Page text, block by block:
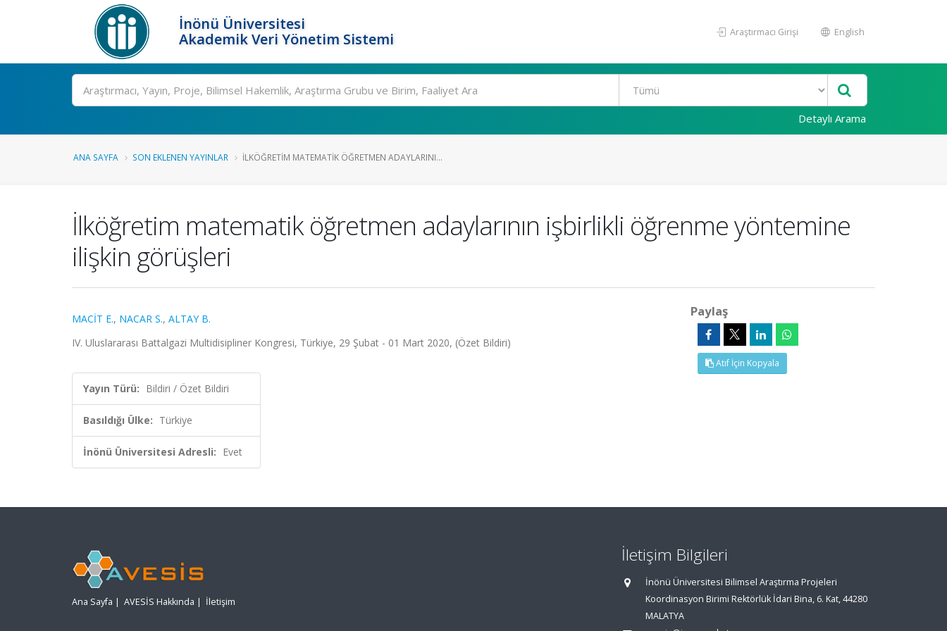
İnönü Üniversitesi
Akademik Veri Yönetim Sistemi
Araştırmacı Girişi English
Ara
Detaylı Arama
ANA SAYFA SON EKLENEN YAYINLAR İLKÖĞRETIM MATEMATIK ÖĞRETMEN ADAYLARINI...
İlköğretim matematik öğretmen adaylarının işbirlikli öğrenme yöntemine
ilişkin görüşleri
MACİT E., NACAR S., ALTAY B.
IV. Uluslararası Battalgazi Multidisipliner Kongresi, Türkiye, 29 Şubat - 01 Mart 2020, (Özet Bildiri)
Yayın Türü: Bildiri / Özet Bildiri
Basıldığı Ülke: Türkiye
İnönü Üniversitesi Adresli: Evet
Paylaş
Atıf İçin Kopyala
Ana Sayfa | AVESİS Hakkında | İletişim
İletişim Bilgileri
İnönü Üniversitesi Bilimsel Araştırma Projeleri
Koordinasyon Birimi Rektörlük İdari Bina, 6. Kat, 44280
MALATYA